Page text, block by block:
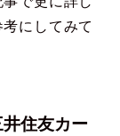
にしてみて
住友カー